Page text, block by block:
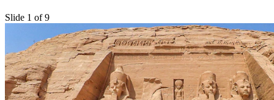
Slide 1 of 9